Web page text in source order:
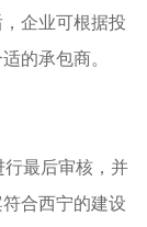
企业可根据投
的承包商。
最后审核，并
合西宁的建设